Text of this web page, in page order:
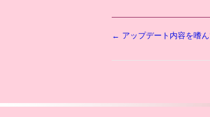
投
ナ
← アップデート内容を嗜